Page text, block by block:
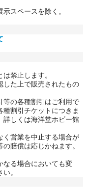
スペースを除く。
禁止します。
した上で販売されたもの
等の各種割引はご利用で
割引チケットにつきま
詳しくは海洋堂ホビー館
く営業を中止する場合が
賠償は応じかねます。
なる場合においても変
。